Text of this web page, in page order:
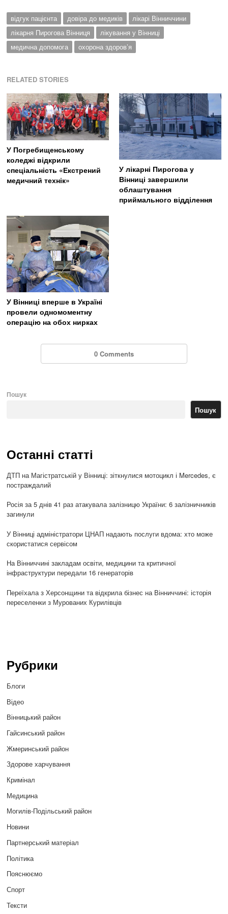
відгук пацієнта довіра до медиків
лікарі Вінниччини
лікарня Пирогова Вінниця
лікування у Вінниці
медична допомога
охорона здоров’я
RELATED STORIES
У Погребищенському
коледжі відкрили
спеціальність «Екстрений
медичний технік»
У лікарні Пирогова у
Вінниці завершили
облаштування
приймального відділення
У Вінниці вперше в Україні
провели одномоментну
операцію на обох нирках
0 Comments
Пошук
Пошук
Останні статті
ДТП на Магістратській у Вінниці: зіткнулися мотоцикл і Mercedes, є
постраждалий
Росія за 5 днів 41 раз атакувала залізницю України: 6 залізничників
загинули
У Вінниці адміністратори ЦНАП надають послуги вдома: хто може
скористатися сервісом
На Вінниччині закладам освіти, медицини та критичної
інфраструктури передали 16 генераторів
Переїхала з Херсонщини та відкрила бізнес на Вінниччині: історія
переселенки з Мурованих Курилівців
Рубрики
Блоги
Відео
Вінницький район
Гайсинський район
Жмеринський район
Здорове харчування
Кримінал
Медицина
Могилів-Подільський район
Новини
Партнерський матеріал
Політика
Пояснюємо
Спорт
Тексти